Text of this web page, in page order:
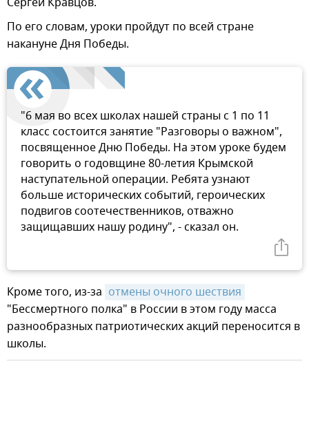
По его словам, уроки пройдут по всей стране
накануне Дня Победы.
"6 мая во всех школах нашей страны с 1 по 11
класс состоится занятие "Разговоры о важном",
посвященное Дню Победы. На этом уроке будем
говорить о годовщине 80-летия Крымской
наступательной операции. Ребята узнают
больше исторических событий, героических
подвигов соотечественников, отважно
защищавших нашу родину", - сказал он.
Кроме того, из-за отмены очного шествия
"Бессмертного полка" в России в этом году масса
разнообразных патриотических акций переносится в
школы.